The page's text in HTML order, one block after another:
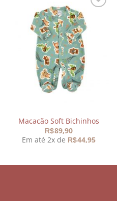
Adicionar
meus
desejos
Macacão Soft Bichinhos
R$89,90
Em até 2x de R$44,95